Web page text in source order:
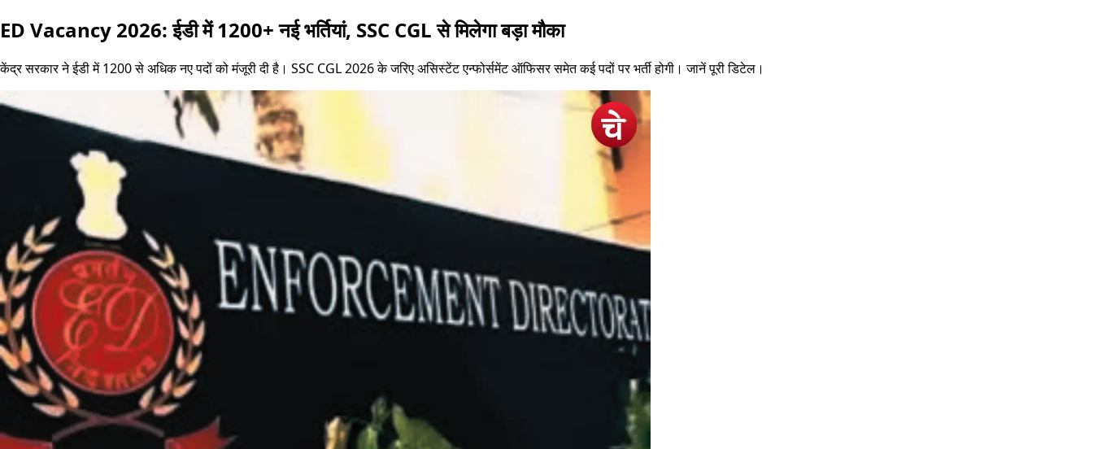
ED Vacancy 2026: ईडी में 1200+ नई भर्तियां, SSC CGL से मिलेगा बड़ा मौका
केंद्र सरकार ने ईडी में 1200 से अधिक नए पदों को मंजूरी दी है। SSC CGL 2026 के जरिए असिस्टेंट एन्फोर्समेंट ऑफिसर समेत कई पदों पर भर्ती होगी। जानें पूरी डिटेल।